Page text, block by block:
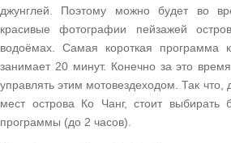
джунглей. Поэтому можно будет во
красивые фотографии пейзажей
водоёмах. Самая короткая программа
занимает 20 минут. Конечно за это
управлять этим мотовездеходом. Так
мест острова Ко Чанг, стоит выбирать
программы (до 2 часов).